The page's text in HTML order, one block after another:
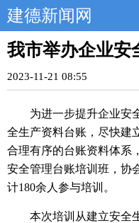
建德新闻网
我市举办企业安
2023-11-21 08:55
为进一步提升企业安
全生产资料台账，尽快建
合理有序的台账资料体系
安全管理台账培训班，协
计180余人参与培训。
本次培训从建立安全